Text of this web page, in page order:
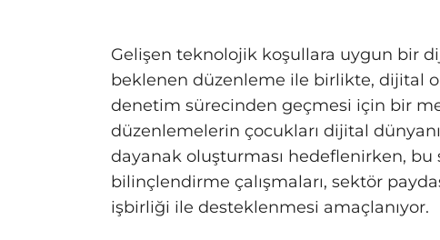
Gelişen teknolojik koşullara uygun bir
beklenen düzenleme ile birlikte, dijital
denetim sürecinden geçmesi için bir
düzenlemelerin çocukları dijital
dayanak oluşturması hedeflenirken,
bilinçlendirme çalışmaları, sektör
işbirliği ile desteklenmesi amaçlanıyor.